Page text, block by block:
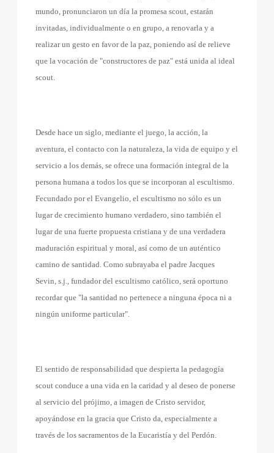
mundo, pronunciaron un día la promesa scout, estarán
invitadas, individualmente o en grupo, a renovarla y a
realizar un gesto en favor de la paz, poniendo así de relieve
que la vocación de "constructores de paz" está unida al ideal
scout.
Desde hace un siglo, mediante el juego, la acción, la
aventura, el contacto con la naturaleza, la vida de equipo y el
servicio a los demás, se ofrece una formación integral de la
persona humana a todos los que se incorporan al escultismo.
Fecundado por el Evangelio, el escultismo no sólo es un
lugar de crecimiento humano verdadero, sino también el
lugar de una fuerte propuesta cristiana y de una verdadera
maduración espiritual y moral, así como de un auténtico
camino de santidad. Como subrayaba el padre Jacques
Sevin, s.j., fundador del escultismo católico, será oportuno
recordar que "la santidad no pertenece a ninguna época ni a
ningún uniforme particular".
El sentido de responsabilidad que despierta la pedagogía
scout conduce a una vida en la caridad y al deseo de ponerse
al servicio del prójimo, a imagen de Cristo servidor,
apoyándose en la gracia que Cristo da, especialmente a
través de los sacramentos de la Eucaristía y del Perdón.